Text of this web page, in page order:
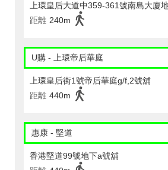
上環皇后大道中359-361號南島大廈
距離 240m
U購 - 上環帝后華庭
上環皇后街1號帝后華庭g/f,2號舖
距離 440m
惠康 - 堅道
香港堅道99號地下a號舖